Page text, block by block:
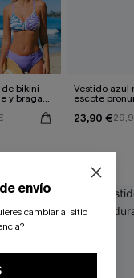
bikini
y braga
Vestido azul
escote
23,90 €
envío
cambiar al sitio